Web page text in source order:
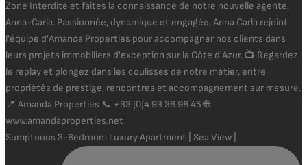
Sumptuous 3-Bedroom Luxury Apartment | Sea View |